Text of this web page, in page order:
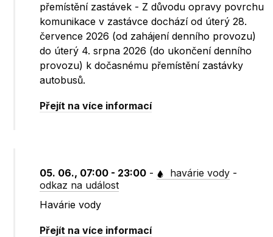
přemístění zastávek - Z důvodu opravy povrchu
komunikace v zastávce dochází od úterý 28.
července 2026 (od zahájení denního provozu)
do úterý 4. srpna 2026 (do ukončení denního
provozu) k dočasnému přemístění zastávky
autobusů.
Přejít na více informací
05. 06., 07:00 - 23:00 - havárie vody -
odkaz na událost
Havárie vody
Přejít na více informací